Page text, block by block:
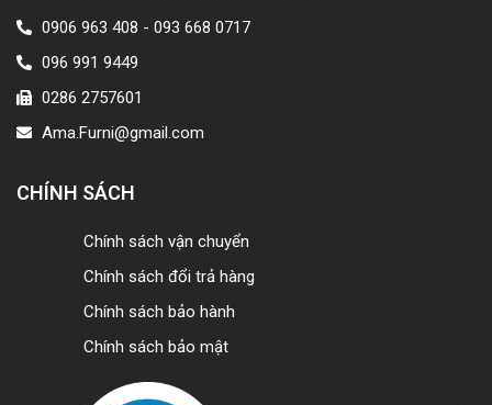
0906 963 408 - 093 668 0717
096 991 9449
0286 2757601
Ama.Furni@gmail.com
CHÍNH SÁCH
Chính sách vận chuyển
Chính sách đổi trả hàng
Chính sách bảo hành
Chính sách bảo mật